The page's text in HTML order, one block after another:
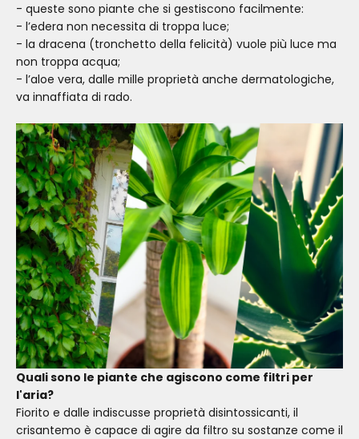
- queste sono piante che si gestiscono facilmente:
- l’edera non necessita di troppa luce;
- la dracena (tronchetto della felicità) vuole più luce ma
non troppa acqua;
- l’aloe vera, dalle mille proprietà anche dermatologiche,
va innaffiata di rado.
Quali sono le piante che agiscono come filtri per
l'aria?
Fiorito e dalle indiscusse proprietà disintossicanti, il
crisantemo è capace di agire da filtro su sostanze come il